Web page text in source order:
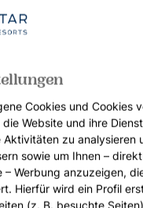
Cookies und Cookies
Website und ihre
Aktivitäten zu analysieren
sowie um Ihnen –
– Werbung anzuzeigen,
Hierfür wird ein Profil
(z. B. besuchte